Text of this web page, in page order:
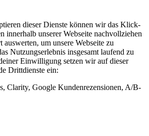
dieser Dienste können wir das Klick-
innerhalb unserer Webseite nachvollziehen
auswerten, um unsere Webseite zu
Nutzungserlebnis insgesamt laufend zu
Einwilligung setzen wir auf dieser
Drittdienste ein:
Clarity, Google Kundenrezensionen, A/B-